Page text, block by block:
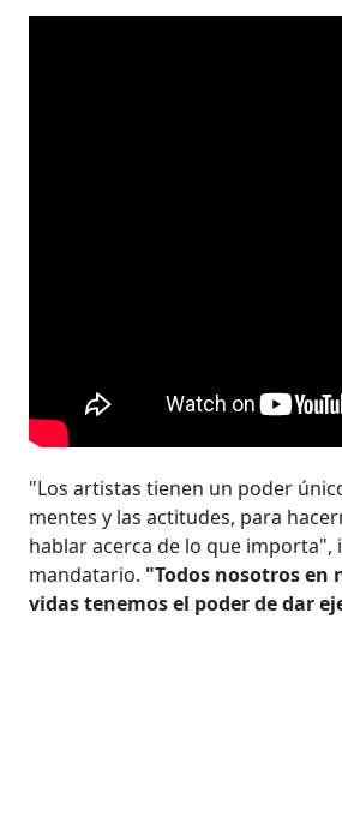
"Los artistas tienen un poder
mentes y las actitudes, para
hablar acerca de lo que importa",
mandatario. "Todos nosotros en
vidas tenemos el poder de dar